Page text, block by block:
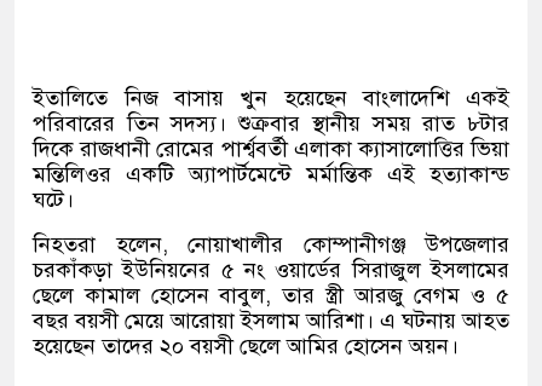
ইতালিতে নিজ বাসায় খুন হয়েছেন বাংলাদেশি একই
পরিবারের তিন সদস্য। শুক্রবার স্থানীয় সময় রাত ৮টার
দিকে রাজধানী রোমের পার্শ্ববর্তী এলাকা ক্যাসালোত্তির ভিয়া
মন্তিলিওর একটি অ্যাপার্টমেন্টে মর্মান্তিক এই হত্যাকান্ড
ঘটে।
নিহতরা হলেন, নোয়াখালীর কোম্পানীগঞ্জ উপজেলার
চরকাঁকড়া ইউনিয়নের ৫ নং ওয়ার্ডের সিরাজুল ইসলামের
ছেলে কামাল হোসেন বাবুল, তার স্ত্রী আরজু বেগম ও ৫
বছর বয়সী মেয়ে আরোয়া ইসলাম আরিশা। এ ঘটনায় আহত
হয়েছেন তাদের ২০ বয়সী ছেলে আমির হোসেন অয়ন।